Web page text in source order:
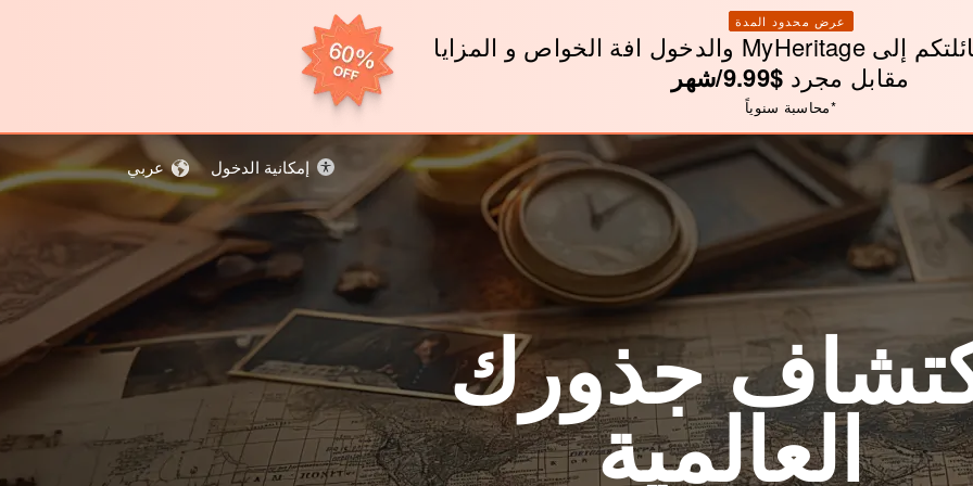
عرض محدود المدة
إستقدام شجرة عائلتكم إلى MyHeritage والدخول افة الخواص و المزايا
مقابل مجرد $9.99/شهر
*محاسبة سنوياً
إمكانية الدخول عربي
جذورك
العالمية